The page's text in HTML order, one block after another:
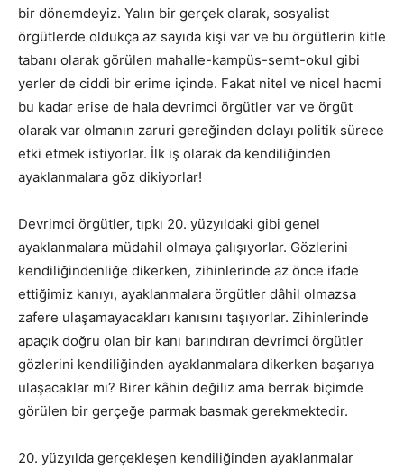
bir dönemdeyiz. Yalın bir gerçek olarak, sosyalist
örgütlerde oldukça az sayıda kişi var ve bu örgütlerin kitle
tabanı olarak görülen mahalle-kampüs-semt-okul gibi
yerler de ciddi bir erime içinde. Fakat nitel ve nicel hacmi
bu kadar erise de hala devrimci örgütler var ve örgüt
olarak var olmanın zaruri gereğinden dolayı politik sürece
etki etmek istiyorlar. İlk iş olarak da kendiliğinden
ayaklanmalara göz dikiyorlar!
Devrimci örgütler, tıpkı 20. yüzyıldaki gibi genel
ayaklanmalara müdahil olmaya çalışıyorlar. Gözlerini
kendiliğindenliğe dikerken, zihinlerinde az önce ifade
ettiğimiz kanıyı, ayaklanmalara örgütler dâhil olmazsa
zafere ulaşamayacakları kanısını taşıyorlar. Zihinlerinde
apaçık doğru olan bir kanı barındıran devrimci örgütler
gözlerini kendiliğinden ayaklanmalara dikerken başarıya
ulaşacaklar mı? Birer kâhin değiliz ama berrak biçimde
görülen bir gerçeğe parmak basmak gerekmektedir.
20. yüzyılda gerçekleşen kendiliğinden ayaklanmalar